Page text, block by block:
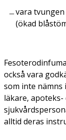
vara
(ökad
också vara
som inte
läkare,
alltid deras